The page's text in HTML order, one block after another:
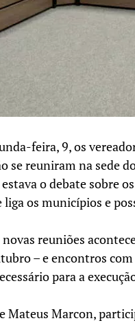
feira, 9, os
se reuniram na sede
o debate sobre
liga os municípios e
reuniões
– e encontros
para a
Mateus Marcon,